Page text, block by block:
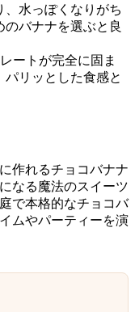
、水っぽくなりがち
バナナを選ぶと良
ートが完全に固ま
リッとした食感と
作れるチョコバナナ
なる魔法のスイーツ
で本格的なチョコバ
ムやパーティーを演